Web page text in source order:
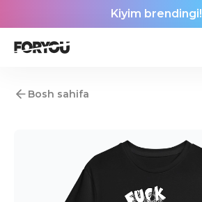
Kiyim brendingi!
Bosh sahifa